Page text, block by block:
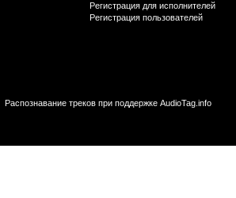
Регистрация для исполнителей
Регистрация пользователей
Распознавание треков при поддержке AudioTag.info